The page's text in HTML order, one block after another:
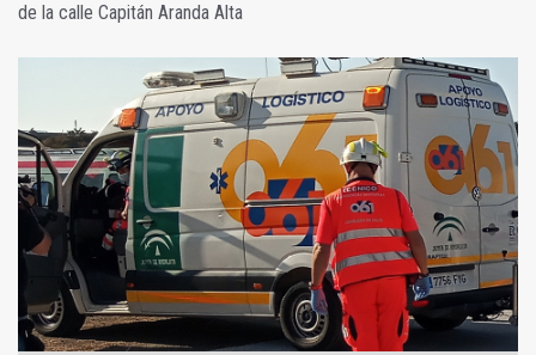
de la calle Capitán Aranda Alta